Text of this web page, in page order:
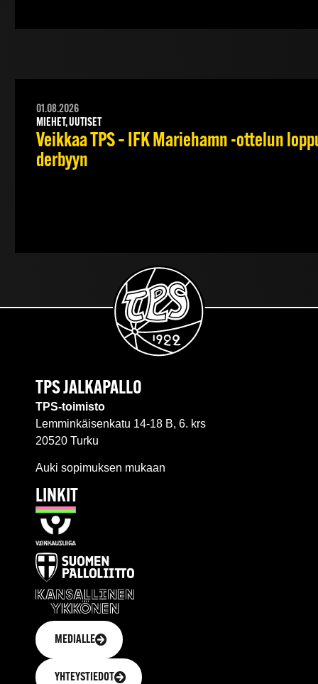
01.08.2026
MIEHET, UUTISET
Veikkaa TPS – IFK Mariehamn -ottelun
derbyyn
TPS JALKAPALLO
TPS-toimisto
Lemminkäisenkatu 14-18 B, 6. krs
20520 Turku
Auki sopimuksen mukaan
LINKIT
MEDIALLE
YHTEYSTIEDOT